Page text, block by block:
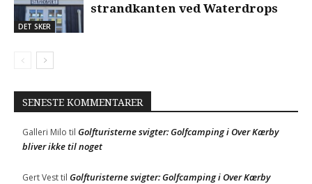
DET SKER
strandkanten ved Waterdrops
SENESTE KOMMENTARER
Galleri Milo til Golfturisterne svigter: Golfcamping i Over Kærby
bliver ikke til noget
Gert Vesttil Golfturisterne svigter: Golfcamping i Over Kærby